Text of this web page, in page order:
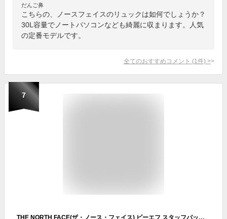
だんご鼻
こちらの、ノースフェイスのリュックは如何でしょうか？
30L容量でノートパソコンなども綺麗に収まります。人気
の定番モデルです。
全てのおすすめコメント (1 件) >
7
THE NORTH FACE(ザ・ノース・フェイス) ピーエフ スタッフパック NM62412 全6色